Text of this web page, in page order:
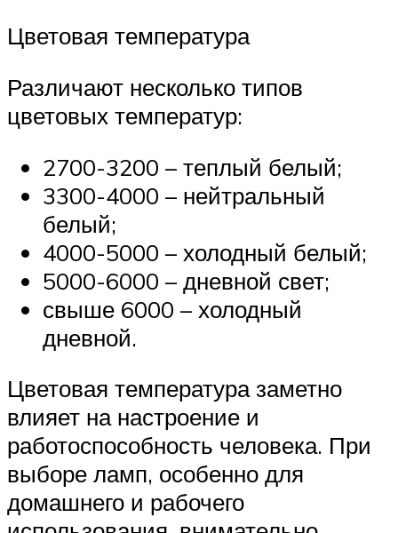
Цветовая температура
Различают несколько типов
цветовых температур:
2700-3200 – теплый белый;
3300-4000 – нейтральный
белый;
4000-5000 – холодный белый;
5000-6000 – дневной свет;
свыше 6000 – холодный
дневной.
Цветовая температура заметно
влияет на настроение и
работоспособность человека. При
выборе ламп, особенно для
домашнего и рабочего